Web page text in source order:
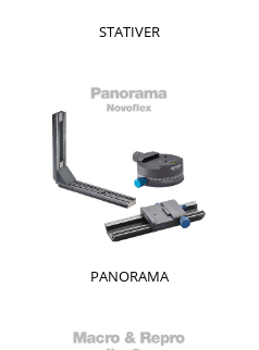
STATIVER
PANORAMA